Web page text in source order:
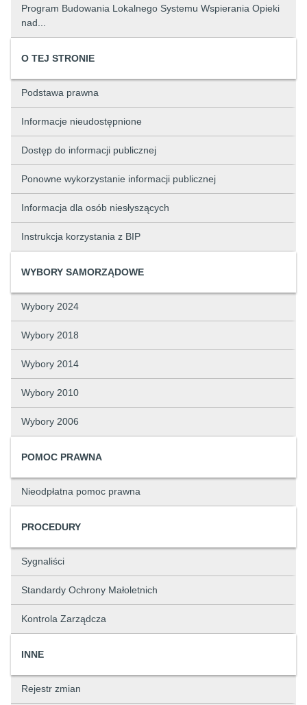
Program Budowania Lokalnego Systemu Wspierania Opieki
nad...
O TEJ STRONIE
Podstawa prawna
Informacje nieudostępnione
Dostęp do informacji publicznej
Ponowne wykorzystanie informacji publicznej
Informacja dla osób niesłyszących
Instrukcja korzystania z BIP
WYBORY SAMORZĄDOWE
Wybory 2024
Wybory 2018
Wybory 2014
Wybory 2010
Wybory 2006
POMOC PRAWNA
Nieodpłatna pomoc prawna
PROCEDURY
Sygnaliści
Standardy Ochrony Małoletnich
Kontrola Zarządcza
INNE
Rejestr zmian